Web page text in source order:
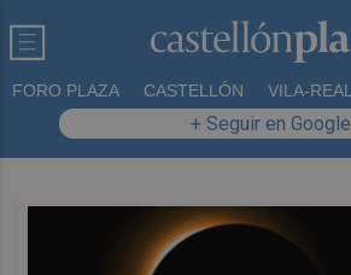
FORO PLAZA CASTELLÓN VILA-REAL
+ Seguir en Google